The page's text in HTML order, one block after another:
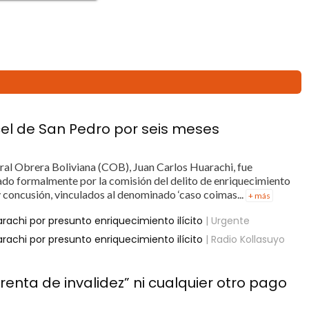
de San Pedro por seis meses
Obrera Boliviana (COB), Juan Carlos Huarachi, fue
formalmente por la comisión del delito de enriquecimiento
vinculados al denominado ‘caso coimas...
+ más
por presunto enriquecimiento ilícito | Urgente
por presunto enriquecimiento ilícito | Radio Kollasuyo
de invalidez” ni cualquier otro pago